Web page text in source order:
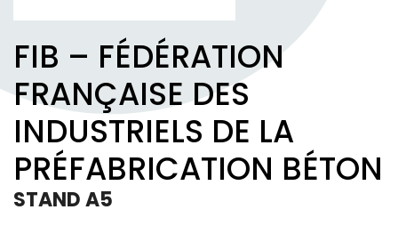
FIB – FÉDÉRATION
FRANÇAISE DES
INDUSTRIELS DE LA
PRÉFABRICATION BÉTON
STAND A5